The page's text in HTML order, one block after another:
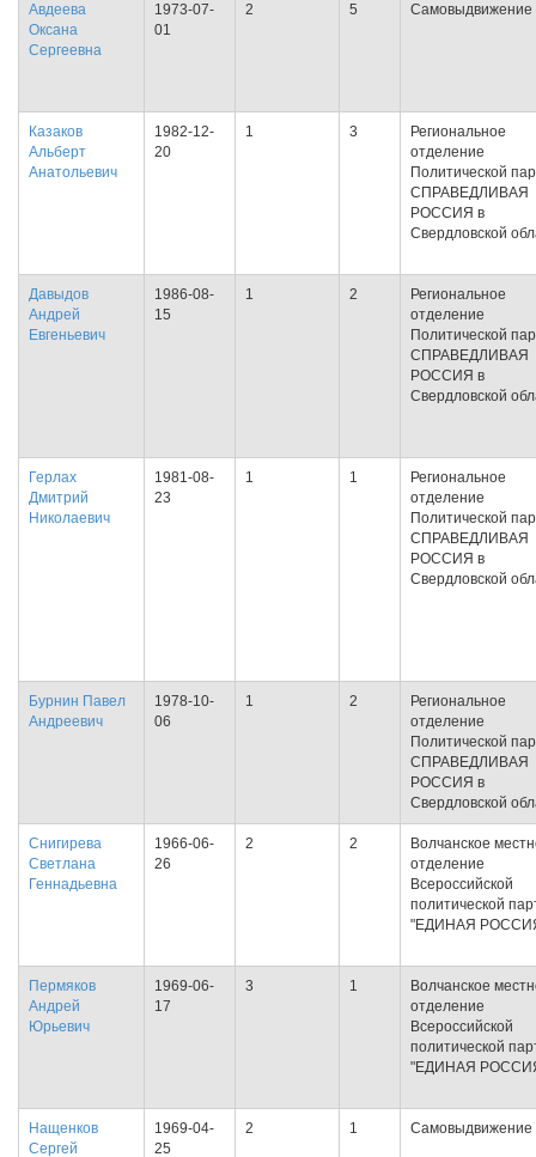
Авдеева
Оксана
Сергеевна
1973-07-
01
2 5 Самовыдвижение
Казаков
Альберт
Анатольевич
1982-12-
20
1 3
Региональное
отделение
Политической
СПРАВЕДЛИВАЯ
РОССИЯ в
Свердловской
Давыдов
Андрей
Евгеньевич
1986-08-
15
1 2
Региональное
отделение
Политической
СПРАВЕДЛИВАЯ
РОССИЯ в
Свердловской
Герлах
Дмитрий
Николаевич
1981-08-
23
1 1
Региональное
отделение
Политической
СПРАВЕДЛИВАЯ
РОССИЯ в
Свердловской
Бурнин Павел
Андреевич
1978-10-
06
1 2
Региональное
отделение
Политической
СПРАВЕДЛИВАЯ
РОССИЯ в
Свердловской
Снигирева
Светлана
Геннадьевна
1966-06-
26
2 2
Волчанское
отделение
Всероссийской
политической
"ЕДИНАЯ
Пермяков
Андрей
Юрьевич
1969-06-
17
3 1
Волчанское
отделение
Всероссийской
политической
"ЕДИНАЯ
Нащенков
Сергей
1969-04-
25
2 1 Самовыдвижение